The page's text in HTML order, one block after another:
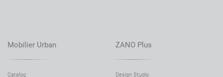
Mobilier Urban
Catalog
ZANO Plus
Design Studio